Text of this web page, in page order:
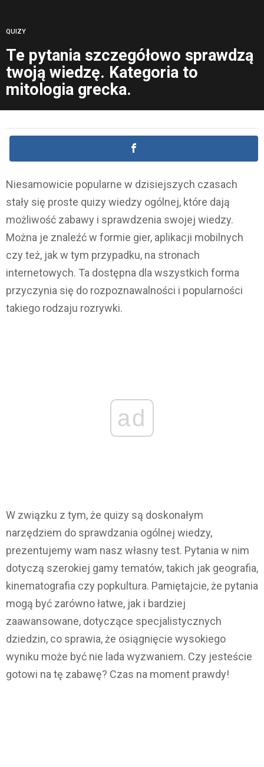
QUIZY
Te pytania szczegółowo sprawdzą
twoją wiedzę. Kategoria to
mitologia grecka.
Niesamowicie popularne w dzisiejszych czasach
stały się proste quizy wiedzy ogólnej, które dają
możliwość zabawy i sprawdzenia swojej wiedzy.
Można je znaleźć w formie gier, aplikacji mobilnych
czy też, jak w tym przypadku, na stronach
internetowych. Ta dostępna dla wszystkich forma
przyczynia się do rozpoznawalności i popularności
takiego rodzaju rozrywki.
ad
W związku z tym, że quizy są doskonałym
narzędziem do sprawdzania ogólnej wiedzy,
prezentujemy wam nasz własny test. Pytania w nim
dotyczą szerokiej gamy tematów, takich jak geografia,
kinematografia czy popkultura. Pamiętajcie, że pytania
mogą być zarówno łatwe, jak i bardziej
zaawansowane, dotyczące specjalistycznych
dziedzin, co sprawia, że osiągnięcie wysokiego
wyniku może być nie lada wyzwaniem. Czy jesteście
gotowi na tę zabawę? Czas na moment prawdy!